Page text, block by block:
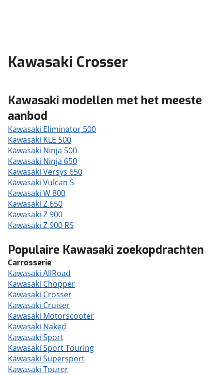
Kawasaki Crosser
Kawasaki modellen met het meeste
aanbod
Kawasaki Eliminator 500
Kawasaki KLE 500
Kawasaki Ninja 500
Kawasaki Ninja 650
Kawasaki Versys 650
Kawasaki Vulcan S
Kawasaki W 800
Kawasaki Z 650
Kawasaki Z 900
Kawasaki Z 900 RS
Populaire Kawasaki zoekopdrachten
Carrosserie
Kawasaki AllRoad
Kawasaki Chopper
Kawasaki Crosser
Kawasaki Cruiser
Kawasaki Motorscooter
Kawasaki Naked
Kawasaki Sport
Kawasaki Sport Touring
Kawasaki Supersport
Kawasaki Tourer